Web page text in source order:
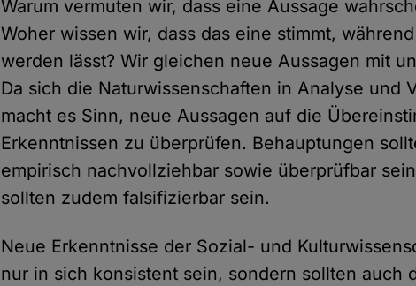
Warum vermuten wir, dass eine Aussage
Woher wissen wir, dass das eine stimmt,
werden lässt? Wir gleichen neue Aussagen mit
Da sich die Naturwissenschaften in Analyse und
macht es Sinn, neue Aussagen auf die
Erkenntnissen zu überprüfen. Behauptungen
empirisch nachvollziehbar sowie überprüfbar
sollten zudem falsifizierbar sein.
Neue Erkenntnisse der Sozial- und
nur in sich konsistent sein, sondern sollten auch